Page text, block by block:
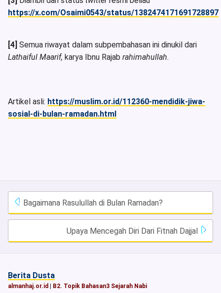
https://x.com/Osaimi0543/status/1382474171691728897
[4] Semua riwayat dalam subpembahasan ini dinukil dari
Lathaiful Maarif, karya Ibnu Rajab rahimahullah.
Artikel asli: https://muslim.or.id/112360-mendidik-jiwa-
sosial-di-bulan-ramadan.html
Bagaimana Rasulullah di Bulan Ramadan?
Upaya Mencegah Diri Dari Fitnah Dajjal
Berita Dusta
almanhaj.or.id B2. Topik Bahasan3 Sejarah Nabi